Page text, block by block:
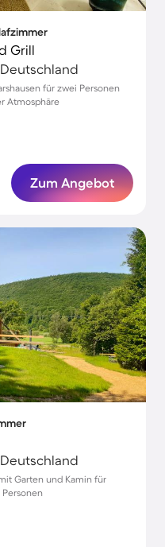
Grill
für zwei Personen
Atmosphäre
Zum Angebot
Garten und Kamin für